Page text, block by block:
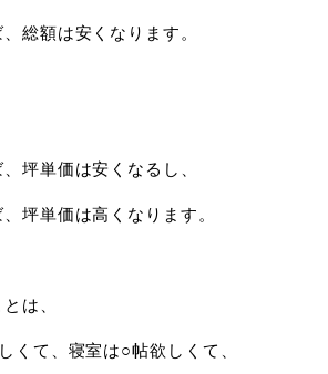
総額は安くなります。
坪単価は安くなるし、
坪単価は高くなります。
は、
くて、寝室は○帖欲しくて、